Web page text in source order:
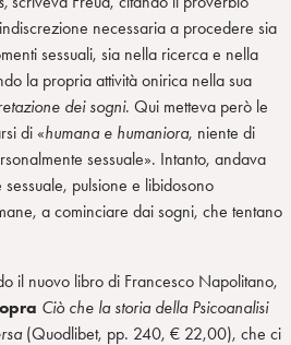
necessaria a procedere sia
sessuali, sia nella ricerca e nella
la propria attività onirica nella sua
dei sogni. Qui metteva però le
di «humana e humaniora, niente di
sessuale». Intanto, andava
pulsione e libidosono
a cominciare dai sogni, che tentano
il nuovo libro di Francesco Napolitano,
Ciò che la storia della Psicoanalisi
(Quodlibet, pp. 240, € 22,00), che ci